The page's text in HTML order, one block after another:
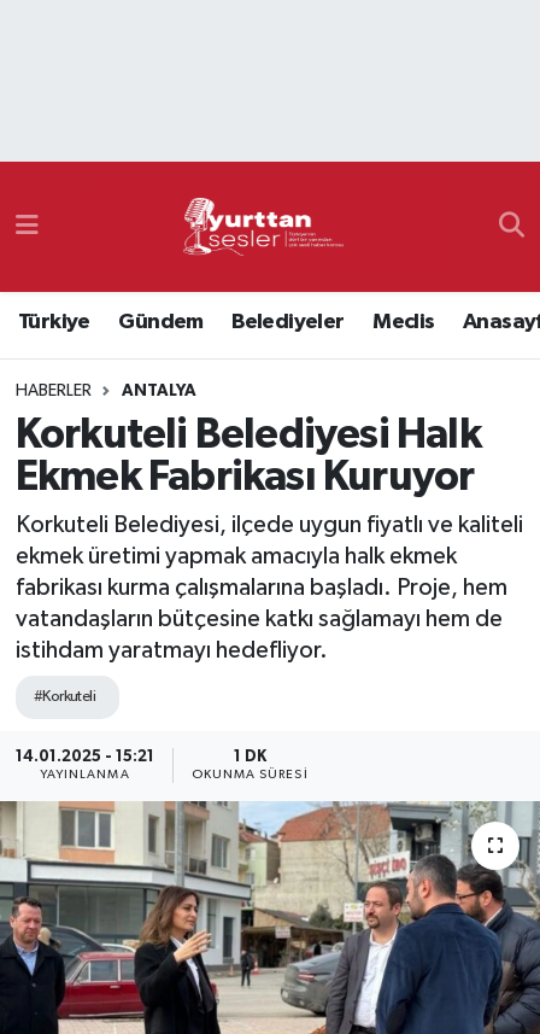
Türkiye Gündem Belediyeler Meclis
HABERLER ANTALYA
Korkuteli Belediyesi Halk
Ekmek Fabrikası Kuruyor
Korkuteli Belediyesi, ilçede uygun fiyatlı ve kaliteli
ekmek üretimi yapmak amacıyla halk ekmek
fabrikası kurma çalışmalarına başladı. Proje, hem
vatandaşların bütçesine katkı sağlamayı hem de
istihdam yaratmayı hedefliyor.
#Korkuteli
14.01.2025 - 15:21
YAYINLANMA
1 DK
OKUNMA SÜRESI
Namaz Vakitleri
Süper Lig Puan Durumu ve Fikstür
Tüm Manşetler
Son Dakika Haberleri
Haber Arşivi